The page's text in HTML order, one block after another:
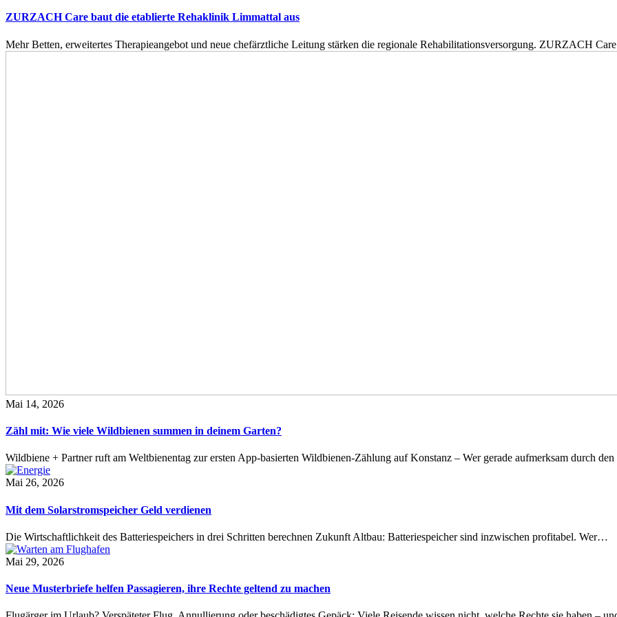
ZURZACH Care baut die etablierte Rehaklinik Limmattal aus
Mehr Betten, erweitertes Therapieangebot und neue chefärztliche Leitung stärken die regionale Rehabilitationsversorgung. ZURZACH
Mai 14, 2026
Zähl mit: Wie viele Wildbienen summen in deinem Garten?
Wildbiene + Partner ruft am Weltbienentag zur ersten App-basierten Wildbienen-Zählung auf Konstanz – Wer gerade aufmerksam durch
Mai 26, 2026
Mit dem Solarstromspeicher Geld verdienen
Die Wirtschaftlichkeit des Batteriespeichers in drei Schritten berechnen Zukunft Altbau: Batteriespeicher sind inzwischen profitabel. Wer…
Mai 29, 2026
Neue Musterbriefe helfen Passagieren, ihre Rechte geltend zu machen